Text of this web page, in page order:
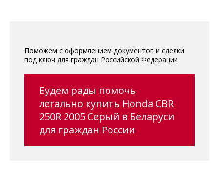
Поможем с оформлением документов и сделки
под ключ для граждан Российской Федерации
Будем рады помочь
легально купить Honda CBR
250R 2005 Серый в Беларуси
для граждан России